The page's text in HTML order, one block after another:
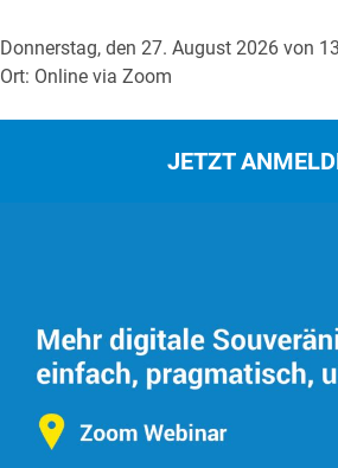
Donnerstag, den 27. August 2026 von
Ort: Online via Zoom
JETZT